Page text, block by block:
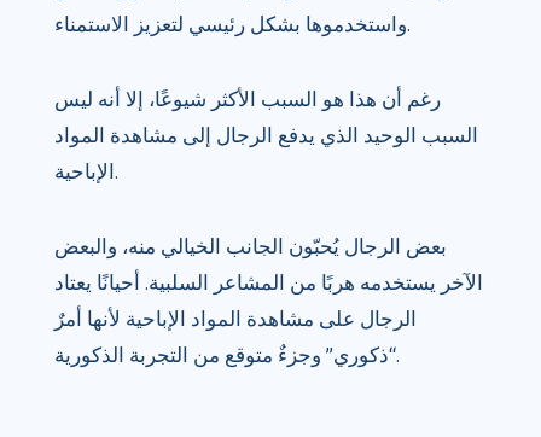
واستخدموها بشكل رئيسي لتعزيز الاستمناء.
رغم أن هذا هو السبب الأكثر شيوعًا، إلا أنه ليس
السبب الوحيد الذي يدفع الرجال إلى مشاهدة المواد
الإباحية.
بعض الرجال يُحبّون الجانب الخيالي منه، والبعض
الآخر يستخدمه هربًا من المشاعر السلبية. أحيانًا يعتاد
الرجال على مشاهدة المواد الإباحية لأنها أمرٌ
“ذكوري” وجزءٌ متوقع من التجربة الذكورية.